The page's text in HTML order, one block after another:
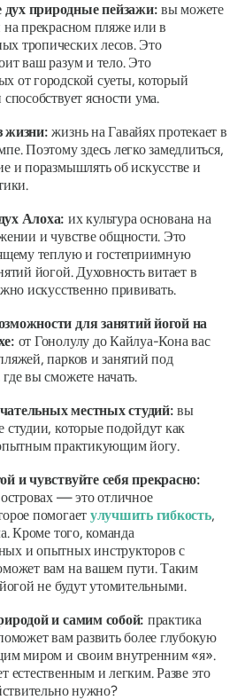
природные пейзажи: вы можете
на прекрасном пляже или в
тропических лесов. Это
ваш разум и тело. Это
от городской суеты, который
ясности ума.
жизни: жизнь на Гавайях протекает в
Поэтому здесь легко замедлиться,
и поразмышлять об искусстве и
Алоха: их культура основана на
и чувстве общности. Это
теплую и гостеприимную
йогой. Духовность витает в
искусственно прививать.
для занятий йогой на
от Гонолулу до Кайлуа-Кона вас
парков и занятий под
вы сможете начать.
местных студий:вы
студии, которые подойдут как
практикующим йогу.
и чувствуйте себя прекрасно:
— это отличное
помогает улучшить гибкость,
Кроме того, команда
и опытных инструкторов с
вам на вашем пути. Таким
не будут утомительными.
и самим собой: практика
вам развить более глубокую
миром и своим внутренним «я».
естественным и легким. Разве это
нужно?